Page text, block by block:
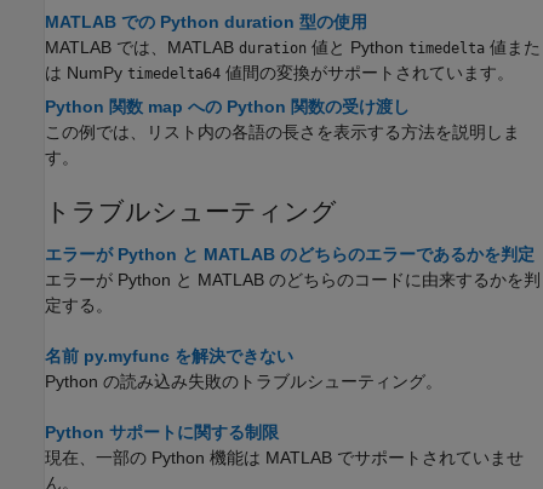
MATLAB での Python duration 型の使用
MATLAB では、MATLAB duration 値と Python timedelta 値また
は NumPy timedelta64 値間の変換がサポートされています。
Python 関数 map への Python 関数の受け渡し
この例では、リスト内の各語の長さを表示する方法を説明しま
す。
トラブルシューティング
エラーが Python と MATLAB のどちらのエラーであるかを判定
エラーが Python と MATLAB のどちらのコードに由来するかを判
定する。
名前 py.myfunc を解決できない
Python の読み込み失敗のトラブルシューティング。
Python サポートに関する制限
現在、一部の Python 機能は MATLAB でサポートされていませ
ん。